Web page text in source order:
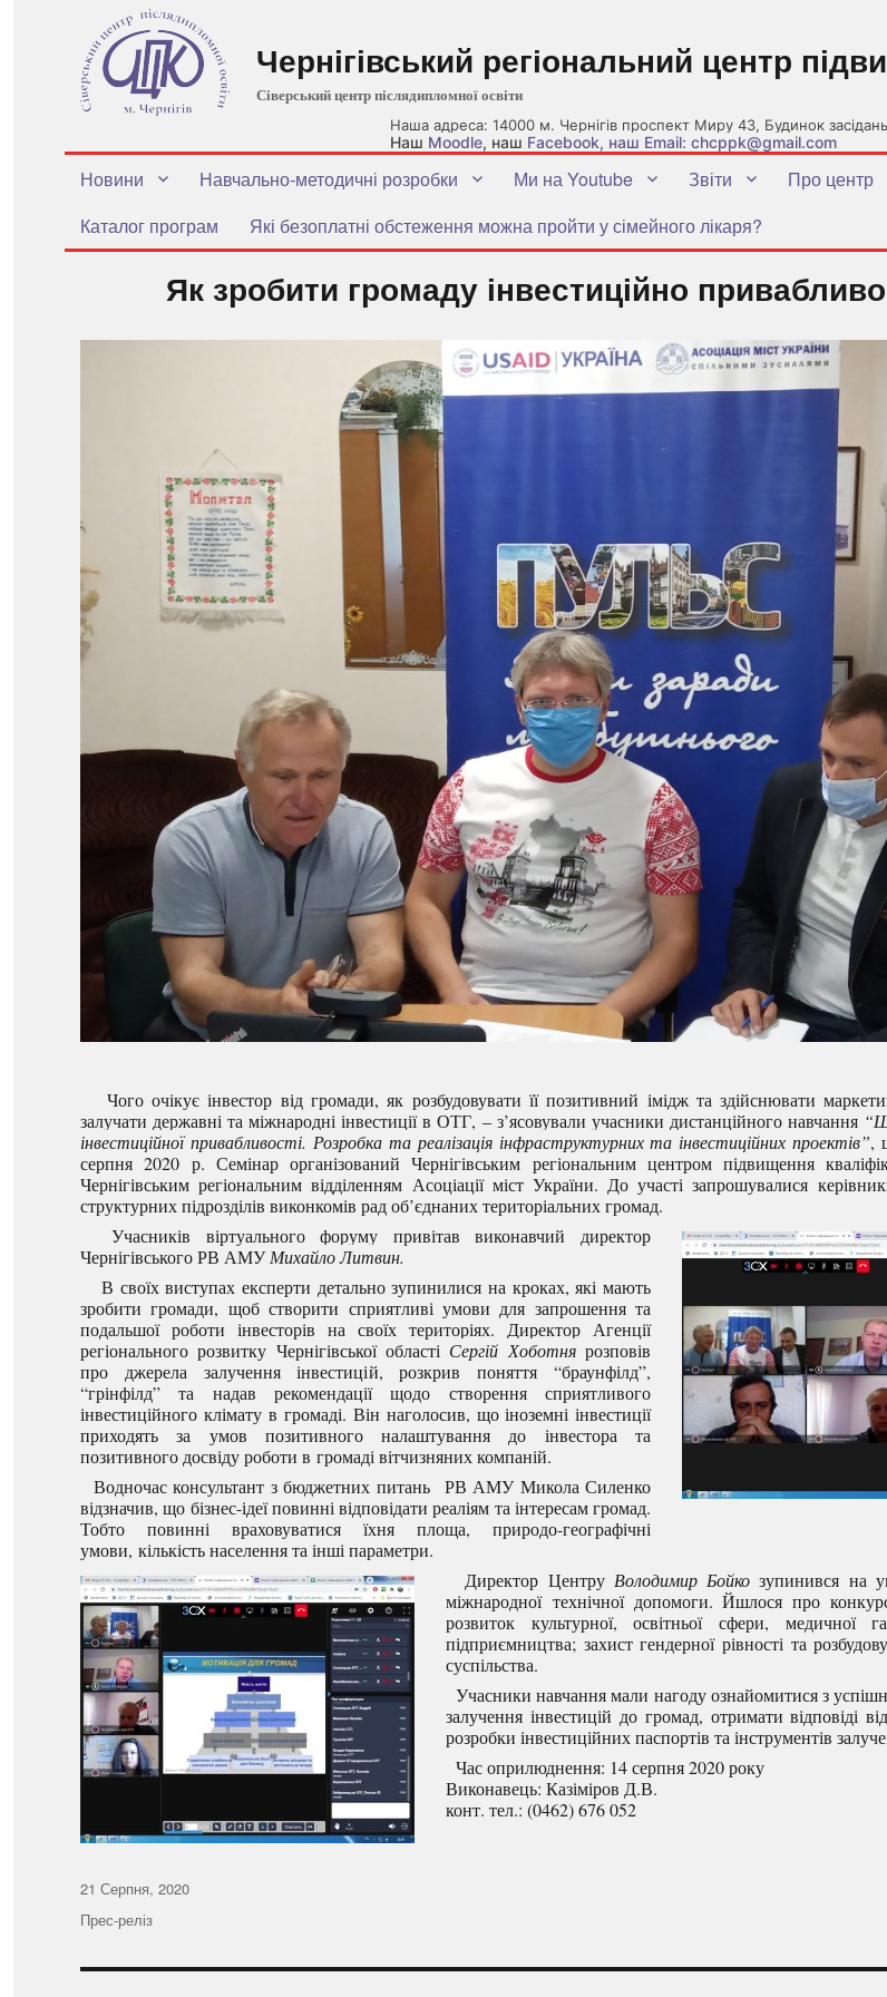
Наша адреса: 14000 м. Чернігів проспект Миру 43, Будинок
Наш Moodle, наш Facebook, наш Email: chcppk@gmail.com
Чернігівський регіональний центр
Сіверський центр післядипломної освіти
Новини Навчально-методичні розробки Ми на Youtube Звіти Про центр
Каталог програм
Які безоплатні обстеження можна пройти у сімейного лікаря?
Як зробити громаду інвестиційно
Чого очікує інвестор від громади, як розбудовувати її позитивний імідж та здійснювати
залучати державні та міжнародні інвестиції в ОТГ, ‒ з’ясовували учасники дистанційного навчання
інвестиційної привабливості. Розробка та реалізація інфраструктурних та інвестиційних проектів”,
серпня 2020 р. Семінар організований Чернігівським регіональним центром підвищення
Чернігівським регіональним відділенням Асоціації міст України. До участі запрошувалися
структурних підрозділів виконкомів рад об’єднаних територіальних громад.
Учасників віртуального форуму привітав виконавчий директор
Чернігівського РВ АМУМихайло Литвин.
В своїх виступах експерти детально зупинилися на кроках, які мають
зробити громади, щоб створити сприятливі умови для запрошення та
подальшої роботи інвесторів на своїх територіях. Директор Агенції
регіонального розвитку Чернігівської області Сергій Хоботнярозповів
про джерела залучення інвестицій, розкрив поняття “браунфілд”,
“грінфілд” та надав рекомендації щодо створення сприятливого
інвестиційного клімату в громаді. Він наголосив, що іноземні інвестиції
приходять за умов позитивного налаштування до інвестора та
позитивного досвіду роботи в громаді вітчизняних компаній.
Водночас консультант з бюджетних питань РВ АМУ Микола Силенко
відзначив, що бізнес-ідеї повинні відповідати реаліям та інтересам громад.
Тобто повинні враховуватися їхня площа, природо-географічні
умови, кількість населення та інші параметри.
Директор Центру Володимир Бойко зупинився на
міжнародної технічної допомоги. Йшлося про
розвиток культурної, освітньої сфери, медичної
підприємництва; захист гендерної рівності та
суспільства.
Учасники навчання мали нагоду ознайомитися з
залучення інвестицій до громад, отримати відповіді
розробки інвестиційних паспортів та інструментів
Час оприлюднення: 14 серпня 2020 року
Виконавець: Казіміров Д.В.
конт. тел.: (0462) 676 052
Оприлюднено
21 Серпня, 2020
Категорії
Прес-реліз